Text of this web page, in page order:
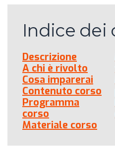
Indice dei
Descrizione
A chi è rivolto
Cosa imparerai
Contenuto corso
Programma
corso
Materiale corso